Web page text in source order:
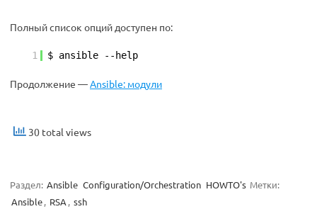
Полный список опций доступен по:
1 $ ansible --help
Продолжение —Ansible: модули
30 total views
Раздел: Ansible Configuration/Orchestration HOWTO's Метки:
Ansible, RSA , ssh